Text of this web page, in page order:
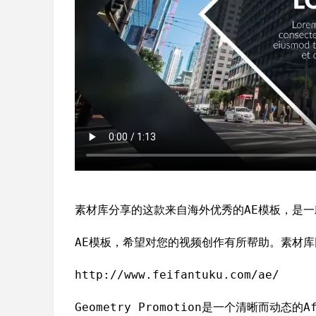
素材库分享的这款来自海外优秀的AE模板，是
AE模板，希望对您的视频创作有所帮助。素材
http://www.feifantuku.com/ae/
Geometry Promotion是一个清晰而动态的